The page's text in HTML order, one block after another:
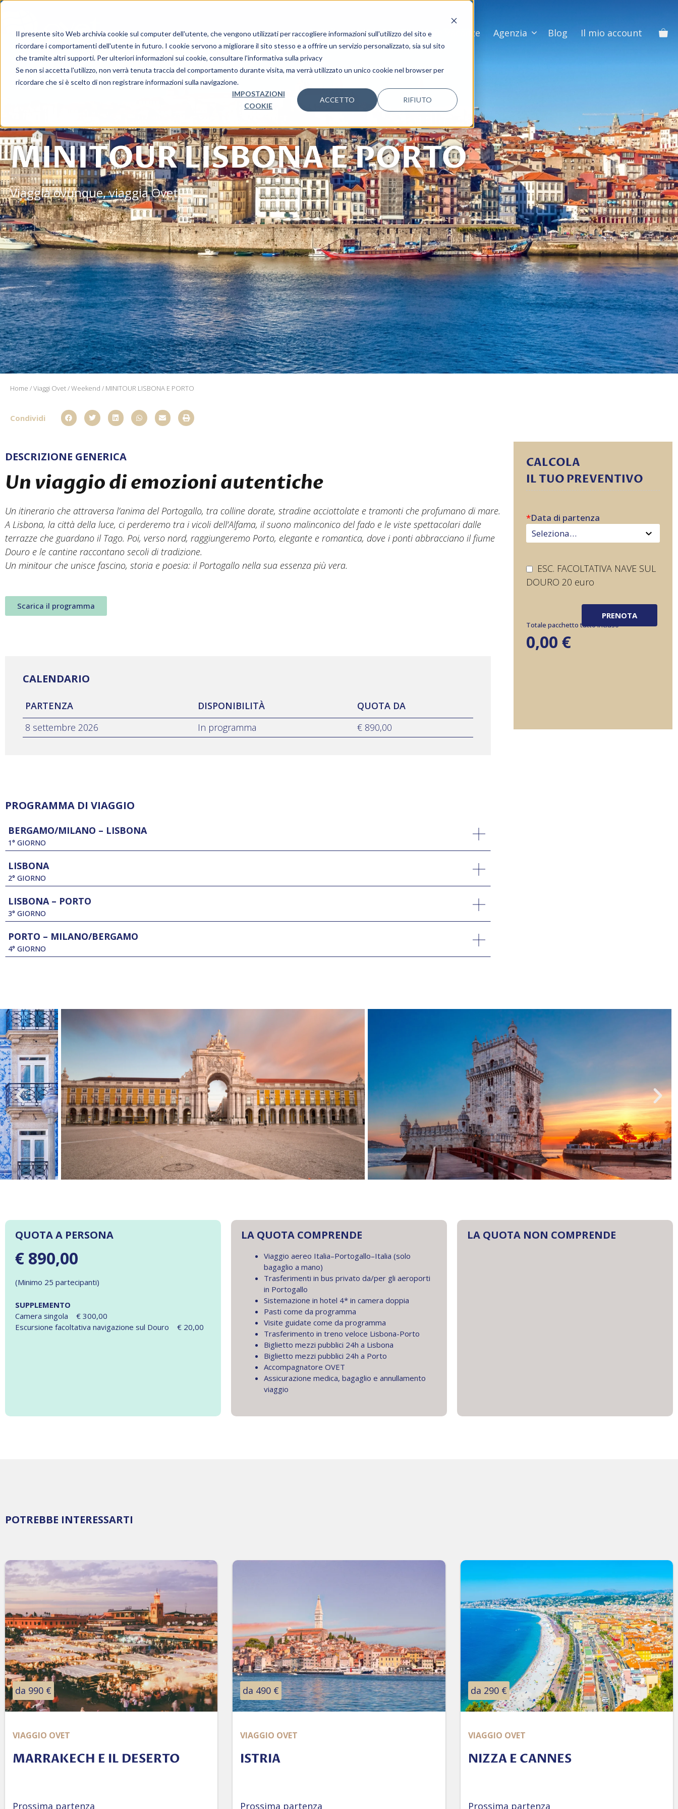
Il presente sito Web archivia cookie sul computer dell'utente, che vengono utilizzati per raccogliere informazioni sull'utilizzo del sito e
ricordare i comportamenti dell'utente in futuro. I cookie servono a migliorare il sito stesso e a offrire un servizio personalizzato, sia sul sito
che tramite altri supporti. Per ulteriori informazioni sui cookie, consultare l'informativa sulla privacy
Se non si accetta l'utilizzo, non verrà tenuta traccia del comportamento durante visita, ma verrà utilizzato un unico cookie nel browser per
ricordare che si è scelto di non registrare informazioni sulla navigazione.
IMPOSTAZIONI
COOKIE
ACCETTO RIFIUTO
Viaggi Nozze I nostri Viaggi Mondo Ovet Le tue Vacanze Agenzia Blog Il mio account
MINITOUR LISBONA E PORTO
Viaggia ovunque, viaggia Ovet.
Home /Viaggi Ovet/Weekend / MINITOUR LISBONA E PORTO
Condividi
DESCRIZIONE GENERICA
Un viaggio di emozioni autentiche
Un itinerario che attraversa l’anima del Portogallo, tra colline dorate, stradine acciottolate e tramonti che profumano di mare.
A Lisbona, la città della luce, ci perderemo tra i vicoli dell’Alfama, il suono malinconico del fado e le viste spettacolari dalle
terrazze che guardano il Tago. Poi, verso nord, raggiungeremo Porto, elegante e romantica, dove i ponti abbracciano il fiume
Douro e le cantine raccontano secoli di tradizione.
Un minitour che unisce fascino, storia e poesia: il Portogallo nella sua essenza più vera.
Scarica il programma
CALENDARIO
PARTENZA DISPONIBILITÀ
QUOTA DA
8 settembre 2026
In programma € 890,00
PROGRAMMA DI VIAGGIO
BERGAMO/MILANO – LISBONA
1° GIORNO
LISBONA
2° GIORNO
LISBONA – PORTO
3° GIORNO
PORTO – MILANO/BERGAMO
4° GIORNO
CALCOLA
IL TUO PREVENTIVO
*Data di partenza
ESC. FACOLTATIVA NAVE SUL
DOURO 20 euro
PRENOTA
Totale pacchetto tutto incluso
0,00 €
QUOTA A PERSONA
€ 890,00
(Minimo 25 partecipanti)
SUPPLEMENTO
Camera singola € 300,00
Escursione facoltativa navigazione sul Douro € 20,00
LA QUOTA COMPRENDE
Viaggio aereo Italia–Portogallo–Italia (solo
bagaglio a mano)
Trasferimenti in bus privato da/per gli aeroporti
in Portogallo
Sistemazione in hotel 4* in camera doppia
Pasti come da programma
Visite guidate come da programma
Trasferimento in treno veloce Lisbona-Porto
Biglietto mezzi pubblici 24h a Lisbona
Biglietto mezzi pubblici 24h a Porto
Accompagnatore OVET
Assicurazione medica, bagaglio e annullamento
viaggio
LA QUOTA NON COMPRENDE
POTREBBE INTERESSARTI
da 990 €
VIAGGIO OVET
MARRAKECH E IL DESERTO
Prossima partenza
da 490 €
VIAGGIO OVET
ISTRIA
Prossima partenza
da 290 €
VIAGGIO OVET
NIZZA E CANNES
Prossima partenza